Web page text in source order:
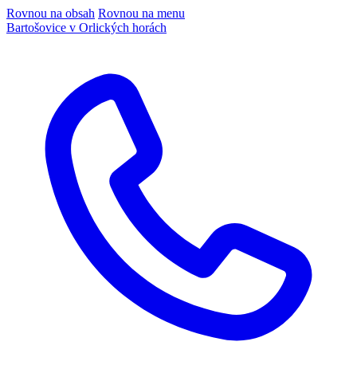
Rovnou na obsah Rovnou na menu
Bartošovice v Orlických horách